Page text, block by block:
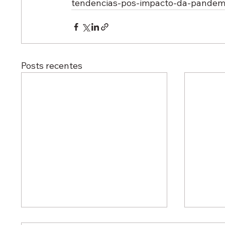
tendencias-pos-impacto-da-
Posts recentes